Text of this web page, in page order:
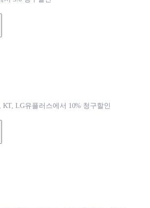
KT, LG유플러스에서 10% 청구할인